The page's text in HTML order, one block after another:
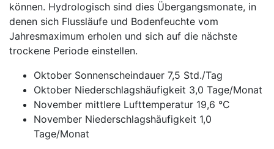
können. Hydrologisch sind dies Übergangsmonate, in
denen sich Flussläufe und Bodenfeuchte vom
Jahresmaximum erholen und sich auf die nächste
trockene Periode einstellen.
Oktober Sonnenscheindauer 7,5 Std./Tag
Oktober Niederschlagshäufigkeit 3,0 Tage/Monat
November mittlere Lufttemperatur 19,6 °C
November Niederschlagshäufigkeit 1,0
Tage/Monat